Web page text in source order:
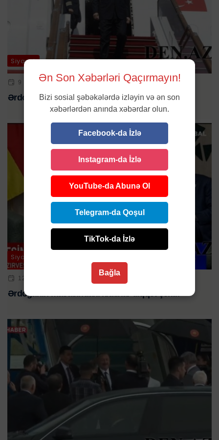
Siyasət
9 IYN 2023 | 12:23
Ərdoğanın Azərbaycana səfərinin tarixi bəlli oldu
Siyasət
12 IYL 2023 | 23:59
Ərdoğanın masasındakı kitablar diqqət çəkdi
Ən Son Xəbərləri Qaçırmayın!
Bizi sosial şəbəkələrdə izləyin və ən son
xəbərlərdən anında xəbərdar olun.
Facebook-da İzlə
Instagram-da İzlə
YouTube-da Abunə Ol
Telegram-da Qoşul
TikTok-da İzlə
Bağla